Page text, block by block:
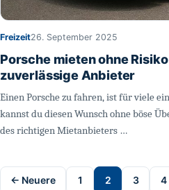
Freizeit26. September 2025
Porsche mieten ohne
zuverlässige Anbieter
Einen Porsche zu fahren, ist für viele
kannst du diesen Wunsch ohne böse
des richtigen Mietanbieters …
Beitrags-Navigation
← Neuere 1 2 3 4